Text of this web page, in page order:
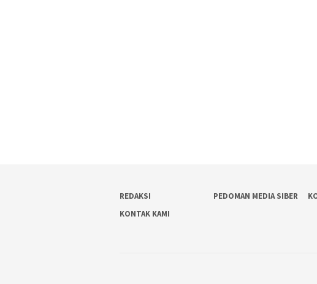
REDAKSI PEDOMAN MEDIA SIBER
KONTAK KAMI